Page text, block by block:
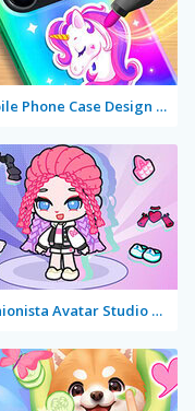
Mobile Phone Case Design & DIY
Fashionista Avatar Studio Dress Up